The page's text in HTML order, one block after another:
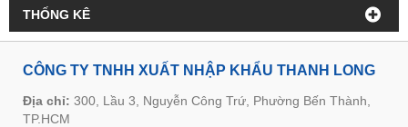
THỐNG KÊ
CÔNG TY TNHH XUẤT NHẬP KHẨU THANH LONG
Địa chỉ: 300, Lầu 3, Nguyễn Công Trứ, Phường Bến Thành,
TP.HCM